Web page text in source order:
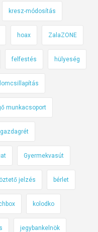
kresz-módosítás
hoax ZalaZONE
felfestés hülyeség
munkacsoport
gazdagrét
Gyermekvasút
jelzés bérlet
kolodko
jegybankelnök